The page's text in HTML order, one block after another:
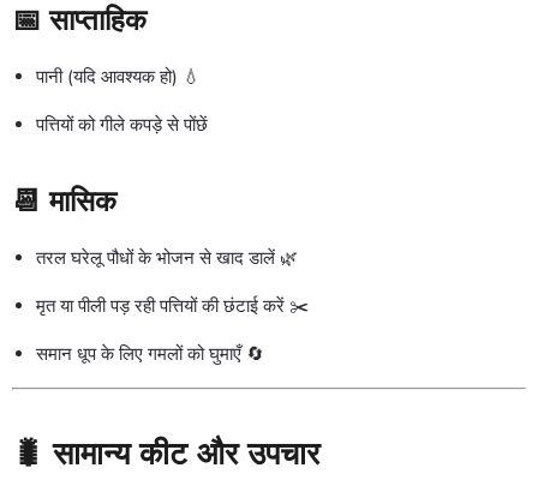
📅 साप्ताहिक
पानी (यदि आवश्यक हो) 💧
पत्तियों को गीले कपड़े से पोंछें
📆 मासिक
तरल घरेलू पौधों के भोजन से खाद डालें 🌿
मृत या पीली पड़ रही पत्तियों की छंटाई करें ✂️
समान धूप के लिए गमलों को घुमाएँ 🔄
🐛 सामान्य कीट और उपचार